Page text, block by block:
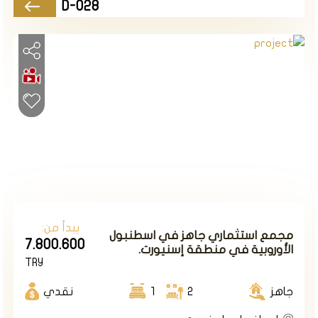
يحتوي المشروع على 1683 وحدة سكنية تتوزع على 27 كتلة
يتخللها ميدان وساحات ومحلات تجارية.
مساحة أرض المشروع 67.000 م2، تتوفر نماذج شقق من 0+1
يحتوي المشروع على 121 محل تجاري ستشكل سوق وميدان
العالمية ستلبي احتياجات سكان المجمع والمنطقة على
D-028
مجمع استثماري جاهز في اسطنبول
الأوروبية في منطقة إسنيورت.
يبدأ من:
7.800.600
TRY
جاهز 2
1 نقدي